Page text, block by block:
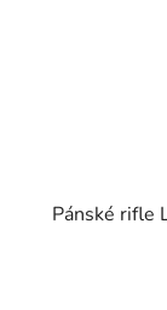
Pánské rifle